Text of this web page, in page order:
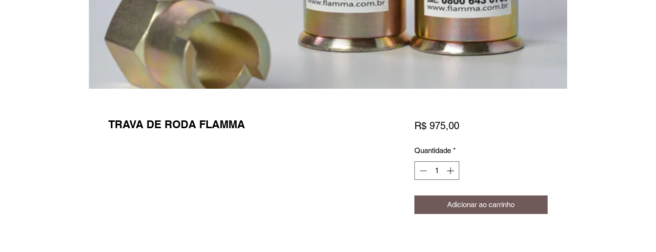
TRAVA DE RODA FLAMMA R$ 975,00Preço
Quantidade *
Adicionar ao carrinho